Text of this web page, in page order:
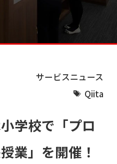
サービスニュース
Qiita
学校で「プロ
業」を開催！